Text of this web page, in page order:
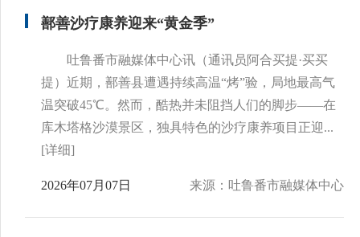
鄯善沙疗康养迎来“黄金季”
吐鲁番市融媒体中心讯（通讯员阿合买提·买买
提）近期，鄯善县遭遇持续高温“烤”验，局地最高气
温突破45℃。然而，酷热并未阻挡人们的脚步——在
库木塔格沙漠景区，独具特色的沙疗康养项目正迎...
[详细]
2026年07月07日 来源：吐鲁番市融媒体中心